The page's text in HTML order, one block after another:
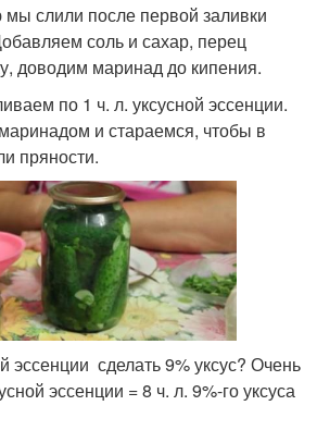
слили после первой заливки
соль и сахар, перец
доводим маринад до кипения.
по 1 ч. л. уксусной эссенции.
и стараемся, чтобы в
пряности.
эссенции сделать 9% уксус? Очень
эссенции = 8 ч. л. 9%-го уксуса